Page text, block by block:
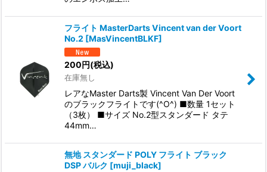
フライト MasterDarts Vincent van der Voort
No.2 [MasVincentBLKF]
200円(税込)
在庫無し
レアなMaster Darts製 Vincent Van Der Voort
のブラックフライトです(^O^) ■数量 1セット
（3枚） ■サイズ No.2型スタンダード タテ
44mm…
無地 スタンダード POLY フライト ブラック
DSP バルク [muji_black]